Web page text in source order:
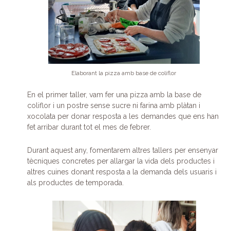
Elaborant la pizza amb base de coliflor
En el primer taller, vam fer una pizza amb la base de
coliflor i un postre sense sucre ni farina amb plàtan i
xocolata per donar resposta a les demandes que ens han
fet arribar durant tot el mes de febrer.
Durant aquest any, fomentarem altres tallers per ensenyar
tècniques concretes per allargar la vida dels productes i
altres cuines donant resposta a la demanda dels usuaris i
als productes de temporada.